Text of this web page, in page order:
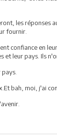
les réponses
fournir.
confiance en
et leur pays. Ils
bah, moi, j'ai